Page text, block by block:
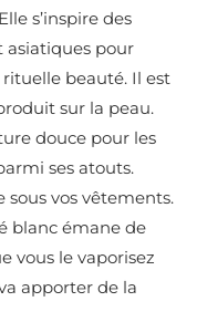
s’inspire des
asiatiques pour
beauté. Il est
sur la peau.
douce pour les
ses atouts.
vos vêtements.
blanc émane de
vous le vaporisez
apporter de la